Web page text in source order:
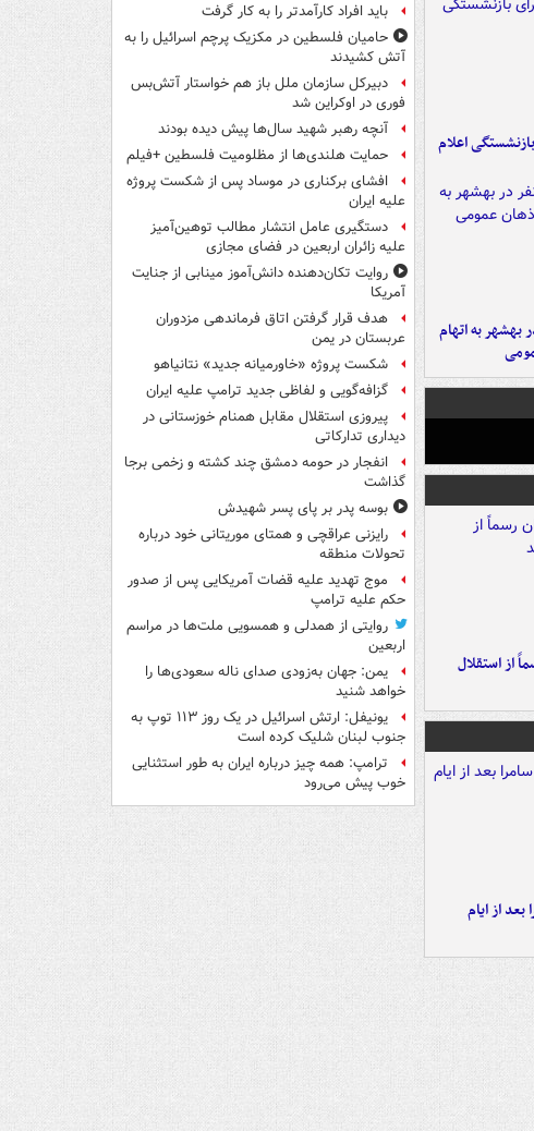
اعلام
نفر در بهشهر به اتهام
از استقلال
از ایام
باید افراد کارآمدتر را به کار گرفت
حامیان فلسطین در مکزیک پرچم اسرائیل را به
آتش کشیدند
دبیرکل سازمان ملل باز هم خواستار آتش‌بس
فوری در اوکراین شد
آنچه رهبر شهید سال‌ها پیش دیده بودند
حمایت هلندی‌ها از مظلومیت فلسطین +فیلم
افشای برکناری در موساد پس از شکست پروژه
علیه ایران
دستگیری عامل انتشار مطالب توهین‌آمیز
علیه زائران اربعین در فضای مجازی
روایت تکان‌دهنده دانش‌آموز مینابی از جنایت
آمریکا
هدف قرار گرفتن اتاق‌ فرماندهی مزدوران
عربستان در یمن
شکست پروژه «خاورمیانه جدید» نتانیاهو
گزافه‌گویی و لفاظی جدید ترامپ علیه ایران
پیروزی استقلال مقابل همنام خوزستانی در
دیداری تدارکاتی
انفجار در حومه دمشق چند کشته و زخمی برجا
گذاشت
بوسه‌ پدر بر پای پسر شهیدش
رایزنی عراقچی و همتای موریتانی خود درباره
تحولات منطقه
موج تهدید علیه قضات آمریکایی پس از صدور
حکم علیه ترامپ
روایتی از همدلی و همسویی ملت‌ها در مراسم
اربعین
یمن: جهان به‌زودی صدای ناله سعودی‌ها را
خواهد شنید
یونیفل: ارتش اسرائیل در یک روز ۱۱۳ توپ به
جنوب لبنان شلیک کرده است
ترامپ: همه چیز درباره ایران به طور استثنایی
خوب پیش می‌رود